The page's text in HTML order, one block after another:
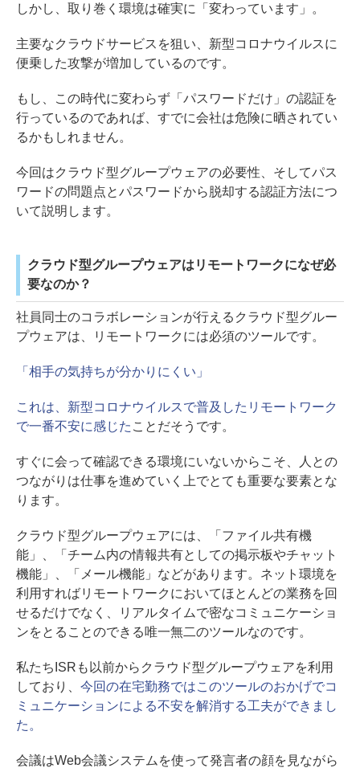
しかし、取り巻く環境は確実に「変わっています」。
主要なクラウドサービスを狙い、新型コロナウイルスに
便乗した攻撃が増加しているのです。
もし、この時代に変わらず「パスワードだけ」の認証を
行っているのであれば、すでに会社は危険に晒されてい
るかもしれません。
今回はクラウド型グループウェアの必要性、そしてパス
ワードの問題点とパスワードから脱却する認証方法につ
いて説明します。
クラウド型グループウェアはリモートワークになぜ必
要なのか？
社員同士のコラボレーションが行えるクラウド型グルー
プウェアは、リモートワークには必須のツールです。
「相手の気持ちが分かりにくい」
これは、新型コロナウイルスで普及したリモートワーク
で一番不安に感じた ことだそうです。
すぐに会って確認できる環境にいないからこそ、人との
つながりは仕事を進めていく上でとても重要な要素とな
ります。
クラウド型グループウェアには、「ファイル共有機
能」、「チーム内の情報共有としての掲示板やチャット
機能」、「メール機能」などがあります。ネット環境を
利用すればリモートワークにおいてほとんどの業務を回
せるだけでなく、リアルタイムで密なコミュニケーショ
ンをとることのできる唯一無二のツールなのです。
私たちISRも以前からクラウド型グループウェアを利用
しており、 今回の在宅勤務ではこのツールのおかげでコ
ミュニケーションによる不安を解消する工夫ができまし
た。
会議はWeb会議システムを使って発言者の顔を見ながら